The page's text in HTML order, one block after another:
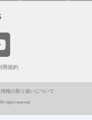
用規約
情報の取り扱いについて
rights reserved.